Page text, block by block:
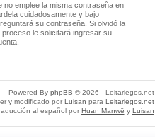
emplee la misma contraseña en
cuidadosamente y bajo
su contraseña. Si olvidó la
le solicitará ingresar su
Powered By phpBB © 2026 - Leitariegos.net
y modificado por Luisan para Leitariegos.net
al español por Huan Manwë y Luisan